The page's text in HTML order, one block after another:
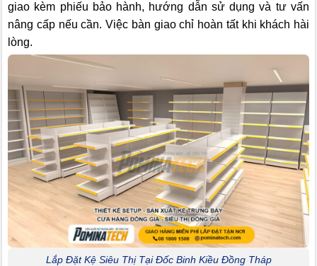
giao kèm phiếu bảo hành, hướng dẫn sử dụng và tư vấn
nâng cấp nếu cần. Việc bàn giao chỉ hoàn tất khi khách hài
lòng.
Lắp Đặt Kệ Siêu Thị Tại Đốc Binh Kiều Đồng Tháp